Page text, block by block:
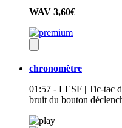
WAV 3,60€
chronomètre
01:57 - LESF | Tic-tac
bruit du bouton